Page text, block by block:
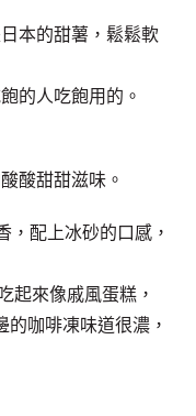
本的甜薯，鬆鬆軟
的人吃飽用的。
酸甜甜滋味。
，配上冰砂的口感，
起來像戚風蛋糕，
咖啡凍味道很濃，